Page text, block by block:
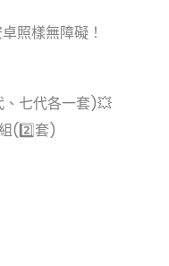
照樣無障礙！
七代各一套)💥
(2️⃣套)